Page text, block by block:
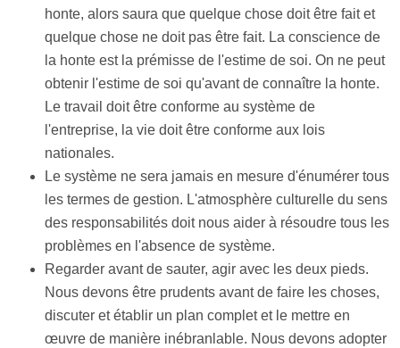
honte, alors saura que quelque chose doit être fait et
quelque chose ne doit pas être fait. La conscience de
la honte est la prémisse de l'estime de soi. On ne peut
obtenir l'estime de soi qu'avant de connaître la honte.
Le travail doit être conforme au système de
l'entreprise, la vie doit être conforme aux lois
nationales.
Le système ne sera jamais en mesure d'énumérer tous
les termes de gestion. L'atmosphère culturelle du sens
des responsabilités doit nous aider à résoudre tous les
problèmes en l'absence de système.
Regarder avant de sauter, agir avec les deux pieds.
Nous devons être prudents avant de faire les choses,
discuter et établir un plan complet et le mettre en
œuvre de manière inébranlable. Nous devons adopter